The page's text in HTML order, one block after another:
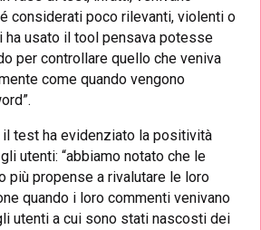
considerati poco rilevanti, violenti o
ha usato il tool pensava potesse
per controllare quello che veniva
come quando vengono
test ha evidenziato la positività
utenti: “abbiamo notato che le
più propense a rivalutare le loro
quando i loro commenti venivano
utenti a cui sono stati nascosti dei